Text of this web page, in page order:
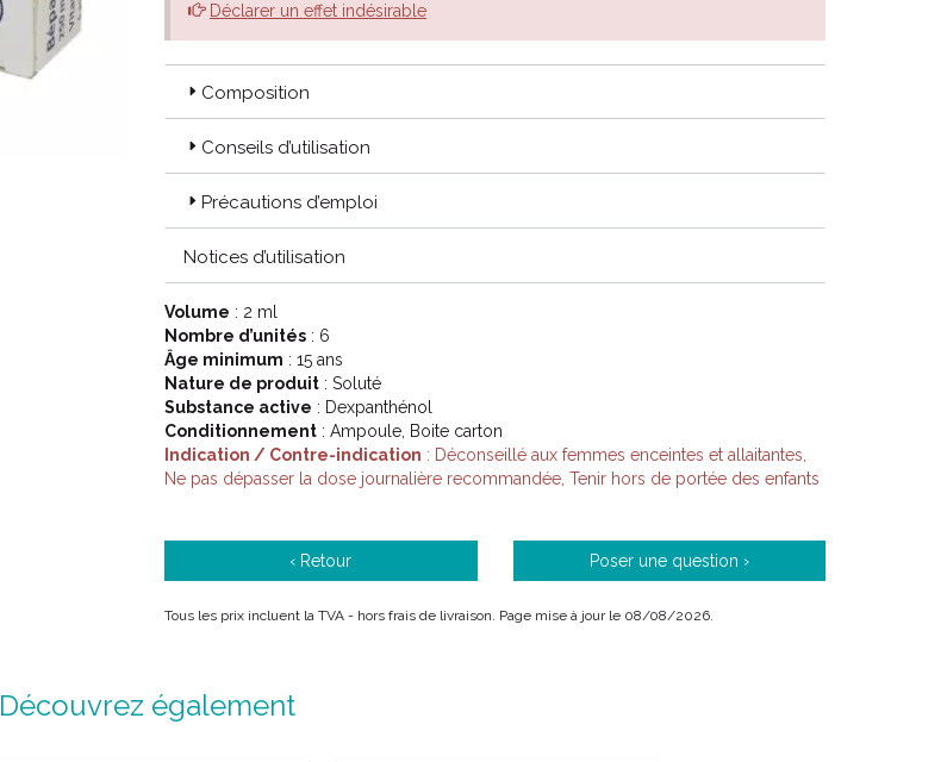
Déclarer un effet indésirable
Composition
Conseils d’utilisation
Précautions d’emploi
Notices d’utilisation
Volume : 2 ml
Nombre d’unités : 6
Âge minimum : 15 ans
Nature de produit : Soluté
Substance active : Dexpanthénol
Conditionnement : Ampoule, Boite carton
Indication / Contre-indication : Déconseillé aux femmes enceintes et allaitantes,
Ne pas dépasser la dose journalière recommandée, Tenir hors de portée des enfants
‹ Retour Poser une question ›
Tous les prix incluent la TVA - hors frais de livraison. Page mise à jour le 08/08/2026.
Découvrez également